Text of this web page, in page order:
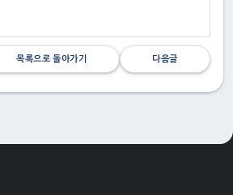
매력적인 ‘상품’이 필요하다는 점이 제시
목록으로 돌아가기 다음글